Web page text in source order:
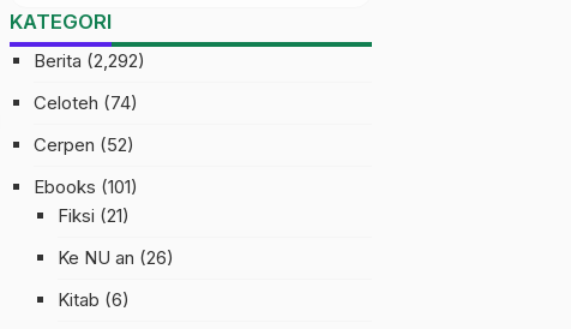
KATEGORI
Berita (2,292)
Celoteh (74)
Cerpen (52)
Ebooks (101)
Fiksi (21)
Ke NU an (26)
Kitab (6)